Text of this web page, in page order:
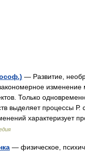
— Развитие,
изменение
Только
выделяет процессы Р.
характеризует
— физическое,